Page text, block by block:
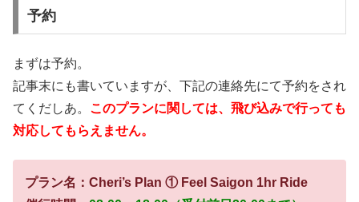
予約
まずは予約。
記事末にも書いていますが、下記の連絡先にて予約をされ
てくだしあ。 このプランに関しては、飛び込みで行っても
対応してもらえません。
プラン名：Cheri’s Plan ① Feel Saigon 1hr Ride